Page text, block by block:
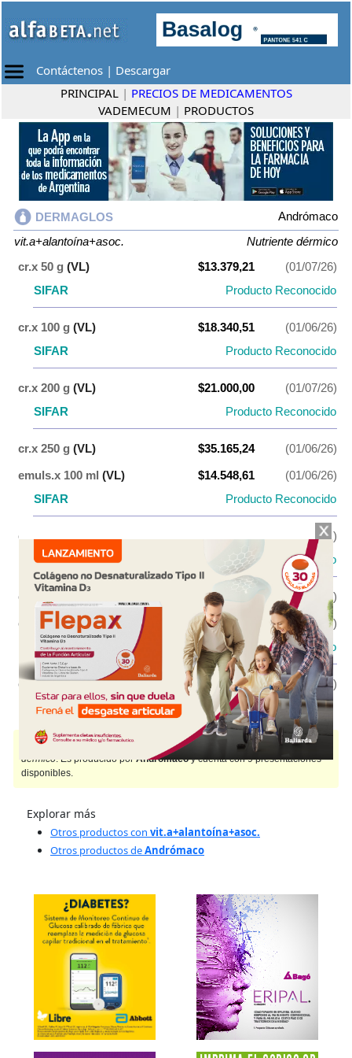
Contáctenos | Descargar
PRINCIPAL | PRECIOS DE MEDICAMENTOS
VADEMECUM | PRODUCTOS
DERMAGLOS
Andrómaco
vit.a+alantoína+asoc.
Nutriente dérmico
cr.x 50 g (VL) $13.379,21
(01/07/26)
SIFAR
Producto Reconocido
cr.x 100 g (VL) $18.340,51
(01/06/26)
SIFAR
Producto Reconocido
cr.x 200 g (VL) $21.000,00
(01/07/26)
SIFAR
Producto Reconocido
cr.x 250 g (VL) $35.165,24
(01/06/26)
emuls.x 100 ml (VL) $14.548,61
(01/06/26)
SIFAR
Producto Reconocido
emuls.x 200 ml
(01/07/26)
SIFAR
Producto Reconocido
emuls.x 250 ml $26.894,22
(01/06/26)
emuls.x 400 ml(VL) $27.500,00
(01/07/26)
SIFAR
Producto Reconocido
emuls.x 500 ml(VL) $43.720,38 (01/06/26)
DERMAGLOScontienevit.a+alantoína+asoc. y se indica comoNutriente
dérmico. Es producido por Andrómacoy cuenta con 9 presentaciones
disponibles.
Explorar más
Otros productos con vit.a+alantoína+asoc.
Otros productos deAndrómaco